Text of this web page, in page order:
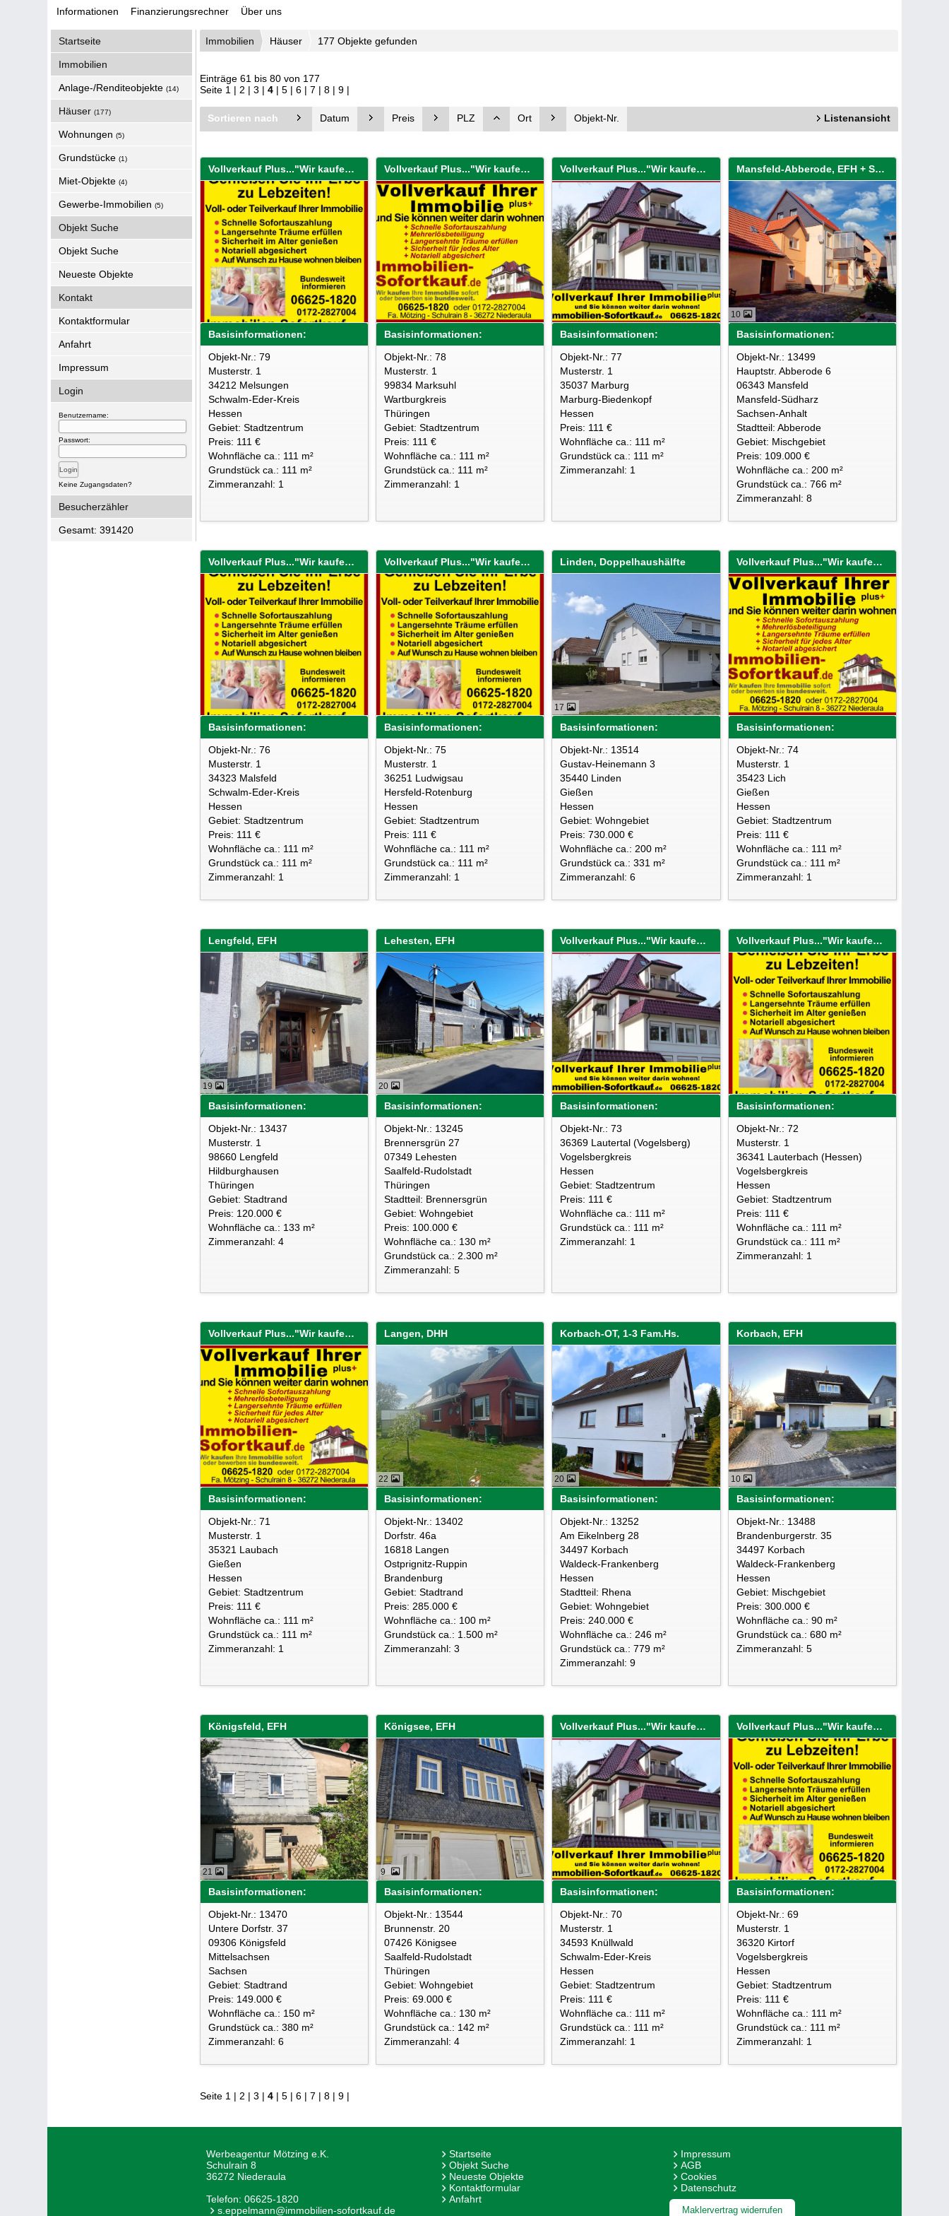
Informationen Finanzierungsrechner Über uns
Startseite
Immobilien
Anlage-/Renditeobjekte(14)
Häuser(177)
Wohnungen(5)
Grundstücke(1)
Miet-Objekte(4)
Gewerbe-Immobilien(5)
Objekt Suche
Objekt Suche
Neueste Objekte
Kontakt
Kontaktformular
Anfahrt
Impressum
Login
Benutzername:
Passwort:
Keine Zugangsdaten?
Besucherzähler
Gesamt: 391420
Immobilien Häuser 177 Objekte gefunden
Einträge 61 bis 80 von 177
Seite 1 | 2 |3 |4 |5 |6 |7 |8 |9 |
Sortieren nach Datum Preis PLZ Ort Objekt-Nr. Listenansicht
Vollverkauf Plus..."Wir kaufen Ihre Immobilie sofort!"
Basisinformationen:
Objekt-Nr.: 79
Musterstr. 1
34212 Melsungen
Schwalm-Eder-Kreis
Hessen
Gebiet: Stadtzentrum
Preis: 111 €
Wohnfläche ca.: 111 m²
Grundstück ca.: 111 m²
Zimmeranzahl: 1
Vollverkauf Plus..."Wir kaufen Ihre Immobilie sofort!"
Basisinformationen:
Objekt-Nr.: 78
Musterstr. 1
99834 Marksuhl
Wartburgkreis
Thüringen
Gebiet: Stadtzentrum
Preis: 111 €
Wohnfläche ca.: 111 m²
Grundstück ca.: 111 m²
Zimmeranzahl: 1
Vollverkauf Plus..."Wir kaufen Ihre Immobilie sofort!"
Basisinformationen:
Objekt-Nr.: 77
Musterstr. 1
35037 Marburg
Marburg-Biedenkopf
Hessen
Preis: 111 €
Wohnfläche ca.: 111 m²
Grundstück ca.: 111 m²
Zimmeranzahl: 1
Mansfeld-Abberode, EFH + Scheune
10
Basisinformationen:
Objekt-Nr.: 13499
Hauptstr. Abberode 6
06343 Mansfeld
Mansfeld-Südharz
Sachsen-Anhalt
Stadtteil: Abberode
Gebiet: Mischgebiet
Preis: 109.000 €
Wohnfläche ca.: 200 m²
Grundstück ca.: 766 m²
Zimmeranzahl: 8
Vollverkauf Plus..."Wir kaufen Ihre Immobilie sofort!"
Basisinformationen:
Objekt-Nr.: 76
Musterstr. 1
34323 Malsfeld
Schwalm-Eder-Kreis
Hessen
Gebiet: Stadtzentrum
Preis: 111 €
Wohnfläche ca.: 111 m²
Grundstück ca.: 111 m²
Zimmeranzahl: 1
Vollverkauf Plus..."Wir kaufen Ihre Immobilie sofort!"
Basisinformationen:
Objekt-Nr.: 75
Musterstr. 1
36251 Ludwigsau
Hersfeld-Rotenburg
Hessen
Gebiet: Stadtzentrum
Preis: 111 €
Wohnfläche ca.: 111 m²
Grundstück ca.: 111 m²
Zimmeranzahl: 1
Linden, Doppelhaushälfte
17
Basisinformationen:
Objekt-Nr.: 13514
Gustav-Heinemann 3
35440 Linden
Gießen
Hessen
Gebiet: Wohngebiet
Preis: 730.000 €
Wohnfläche ca.: 200 m²
Grundstück ca.: 331 m²
Zimmeranzahl: 6
Vollverkauf Plus..."Wir kaufen Ihre Immobilie sofort!"
Basisinformationen:
Objekt-Nr.: 74
Musterstr. 1
35423 Lich
Gießen
Hessen
Gebiet: Stadtzentrum
Preis: 111 €
Wohnfläche ca.: 111 m²
Grundstück ca.: 111 m²
Zimmeranzahl: 1
Lengfeld, EFH
19
Basisinformationen:
Objekt-Nr.: 13437
Musterstr. 1
98660 Lengfeld
Hildburghausen
Thüringen
Gebiet: Stadtrand
Preis: 120.000 €
Wohnfläche ca.: 133 m²
Zimmeranzahl: 4
Lehesten, EFH
20
Basisinformationen:
Objekt-Nr.: 13245
Brennersgrün 27
07349 Lehesten
Saalfeld-Rudolstadt
Thüringen
Stadtteil: Brennersgrün
Gebiet: Wohngebiet
Preis: 100.000 €
Wohnfläche ca.: 130 m²
Grundstück ca.: 2.300 m²
Zimmeranzahl: 5
Vollverkauf Plus..."Wir kaufen Ihre Immobilie sofort!"
Basisinformationen:
Objekt-Nr.: 73
36369 Lautertal (Vogelsberg)
Vogelsbergkreis
Hessen
Gebiet: Stadtzentrum
Preis: 111 €
Wohnfläche ca.: 111 m²
Grundstück ca.: 111 m²
Zimmeranzahl: 1
Vollverkauf Plus..."Wir kaufen Ihre Immobilie sofort!"
Basisinformationen:
Objekt-Nr.: 72
Musterstr. 1
36341 Lauterbach (Hessen)
Vogelsbergkreis
Hessen
Gebiet: Stadtzentrum
Preis: 111 €
Wohnfläche ca.: 111 m²
Grundstück ca.: 111 m²
Zimmeranzahl: 1
Vollverkauf Plus..."Wir kaufen Ihre Immobilie sofort!"
Basisinformationen:
Objekt-Nr.: 71
Musterstr. 1
35321 Laubach
Gießen
Hessen
Gebiet: Stadtzentrum
Preis: 111 €
Wohnfläche ca.: 111 m²
Grundstück ca.: 111 m²
Zimmeranzahl: 1
Langen, DHH
22
Basisinformationen:
Objekt-Nr.: 13402
Dorfstr. 46a
16818 Langen
Ostprignitz-Ruppin
Brandenburg
Gebiet: Stadtrand
Preis: 285.000 €
Wohnfläche ca.: 100 m²
Grundstück ca.: 1.500 m²
Zimmeranzahl: 3
Korbach-OT, 1-3 Fam.Hs.
20
Basisinformationen:
Objekt-Nr.: 13252
Am Eikelnberg 28
34497 Korbach
Waldeck-Frankenberg
Hessen
Stadtteil: Rhena
Gebiet: Wohngebiet
Preis: 240.000 €
Wohnfläche ca.: 246 m²
Grundstück ca.: 779 m²
Zimmeranzahl: 9
Korbach, EFH
10
Basisinformationen:
Objekt-Nr.: 13488
Brandenburgerstr. 35
34497 Korbach
Waldeck-Frankenberg
Hessen
Gebiet: Mischgebiet
Preis: 300.000 €
Wohnfläche ca.: 90 m²
Grundstück ca.: 680 m²
Zimmeranzahl: 5
Königsfeld, EFH
21
Basisinformationen:
Objekt-Nr.: 13470
Untere Dorfstr. 37
09306 Königsfeld
Mittelsachsen
Sachsen
Gebiet: Stadtrand
Preis: 149.000 €
Wohnfläche ca.: 150 m²
Grundstück ca.: 380 m²
Zimmeranzahl: 6
Königsee, EFH
9
Basisinformationen:
Objekt-Nr.: 13544
Brunnenstr. 20
07426 Königsee
Saalfeld-Rudolstadt
Thüringen
Gebiet: Wohngebiet
Preis: 69.000 €
Wohnfläche ca.: 130 m²
Grundstück ca.: 142 m²
Zimmeranzahl: 4
Vollverkauf Plus..."Wir kaufen Ihre Immobilie sofort!"
Basisinformationen:
Objekt-Nr.: 70
Musterstr. 1
34593 Knüllwald
Schwalm-Eder-Kreis
Hessen
Gebiet: Stadtzentrum
Preis: 111 €
Wohnfläche ca.: 111 m²
Grundstück ca.: 111 m²
Zimmeranzahl: 1
Vollverkauf Plus..."Wir kaufen Ihre Immobilie sofort!"
Basisinformationen:
Objekt-Nr.: 69
Musterstr. 1
36320 Kirtorf
Vogelsbergkreis
Hessen
Gebiet: Stadtzentrum
Preis: 111 €
Wohnfläche ca.: 111 m²
Grundstück ca.: 111 m²
Zimmeranzahl: 1
Seite 1 | 2 |3 |4 |5 |6 |7 |8 |9 |
Werbeagentur Mötzing e.K.
Schulrain 8
36272 Niederaula
Telefon:06625-1820
s.eppelmann@immobilien-sofortkauf.de
Startseite
Objekt Suche
Neueste Objekte
Kontaktformular
Anfahrt
Impressum
AGB
Cookies
Datenschutz
Maklervertrag widerrufen